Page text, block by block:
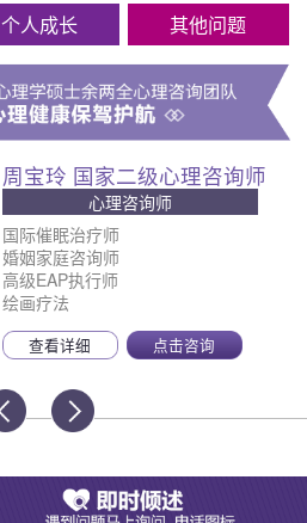
个人成长 其他问题
周宝玲 国家二级心理咨询师
心理咨询师
国际催眠治疗师
婚姻家庭咨询师
高级EAP执行师
绘画疗法
查看详细 点击咨询